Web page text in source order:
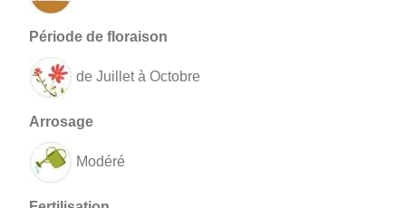
de Juillet à Octobre
Modéré